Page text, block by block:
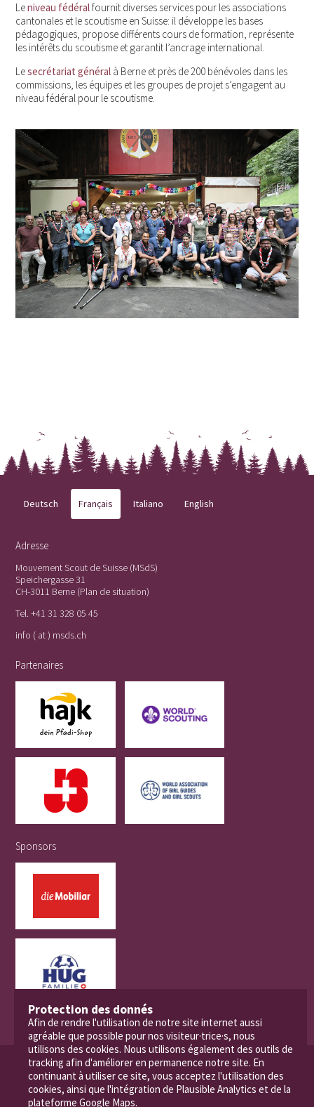
Leniveau fédéralfournit diverses services pour les associations
cantonales et le scoutisme en Suisse: il développe les bases
pédagogiques, propose différents cours de formation, représente
les intérêts du scoutisme et garantit l’ancrage international.
Lesecrétariat général à Berne et près de 200 bénévoles dans les
commissions, les équipes et les groupes de projet s’engagent au
niveau fédéral pour le scoutisme.
Deutsch Français Italiano English
Adresse
Mouvement Scout de Suisse (MSdS)
Speichergasse 31
CH-3011 Berne (Plan de situation)
Tel.+41 31 328 05 45
info ( at ) msds.ch
Partenaires
Sponsors
© 2026 Mouvement Scout de Suisse
Protection des donnés
Afin de rendre l'utilisation de notre site internet aussi
agréable que possible pour nos visiteur·trice·s, nous
utilisons des cookies. Nous utilisons également des outils de
tracking afin d'améliorer en permanence notre site. En
continuant à utiliser ce site, vous acceptez l'utilisation des
cookies, ainsi que l'intégration de Plausible Analytics et de la
plateforme Google Maps.